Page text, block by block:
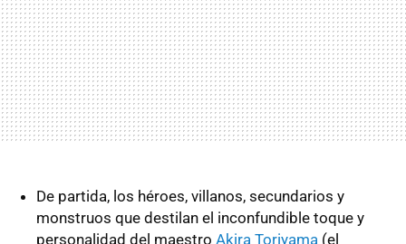
De partida, los héroes, villanos, secundarios y
monstruos que destilan el inconfundible toque y
personalidad del maestro Akira Toriyama (el